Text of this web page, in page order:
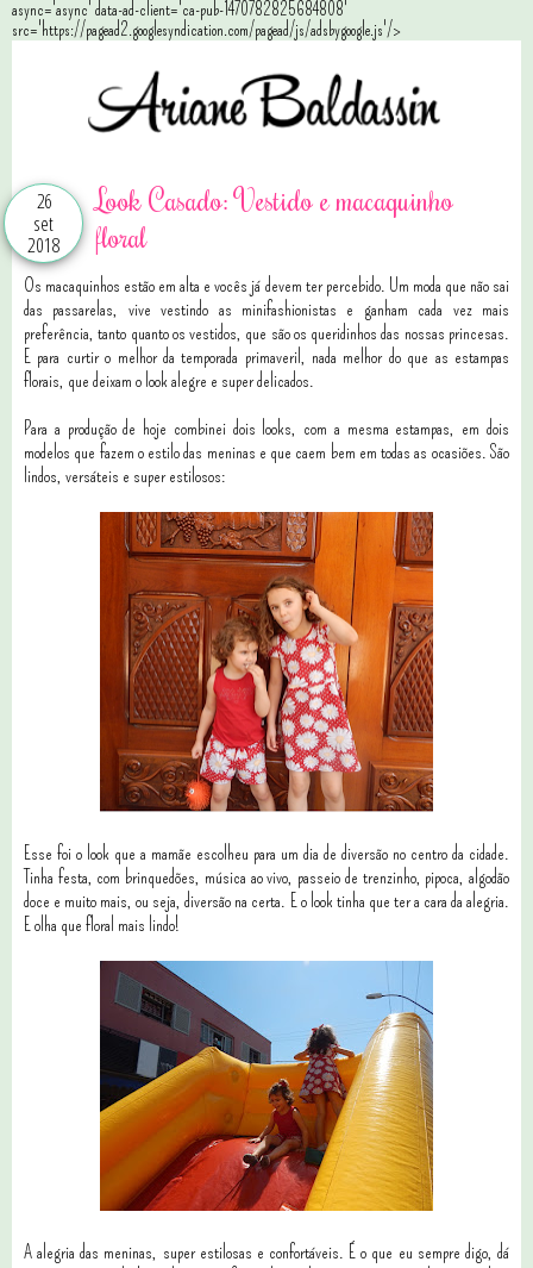
async='async' data-ad-client='ca-pub-1470782825684808'
src='https://pagead2.googlesyndication.com/pagead/js/adsbygoogle.js'/>
26
set
2018
Look Casado: Vestido e macaquinho
floral
Os macaquinhos estão em alta e vocês já devem ter percebido. Um moda que não sai
das passarelas, vive vestindo as minifashionistas e ganham cada vez mais
preferência, tanto quanto os vestidos, que são os queridinhos das nossas princesas.
E para curtir o melhor da temporada primaveril, nada melhor do que as estampas
florais, que deixam o look alegre e super delicados.
Para a produção de hoje combinei dois looks, com a mesma estampas, em dois
modelos que fazem o estilo das meninas e que caem bem em todas as ocasiões. São
lindos, versáteis e super estilosos:
Esse foi o look que a mamãe escolheu para um dia de diversão no centro da cidade.
Tinha festa, com brinquedões, música ao vivo, passeio de trenzinho, pipoca, algodão
doce e muito mais, ou seja, diversão na certa. E o look tinha que ter a cara da alegria.
E olha que floral mais lindo!
A alegria das meninas, super estilosas e confortáveis. É o que eu sempre digo, dá